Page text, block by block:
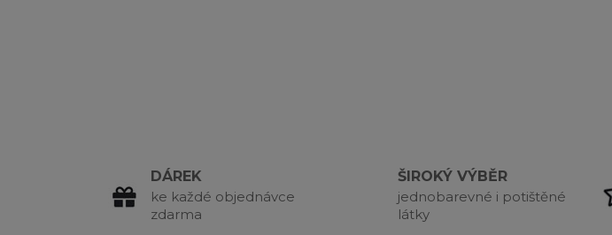
DÁREK
ke každé objednávce
zdarma
ŠIROKÝ VÝBĚR
jednobarevné i potištěné
látky